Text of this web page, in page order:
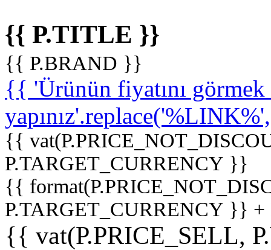
{{ P.TITLE }}
{{ P.BRAND }}
{{ 'Ürünün fiyatını
{{
P.TARGET_CURRENCY }}
{{
P.TARGET_CURRENCY }}
{{ vat(P.PRICE_SELL,